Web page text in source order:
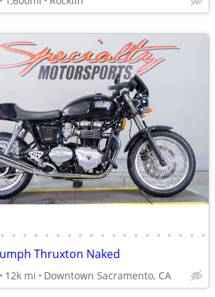
• • • • • • • • • • • • • • • • • • •
Thruxton Naked
12k mi Downtown Sacramento, CA